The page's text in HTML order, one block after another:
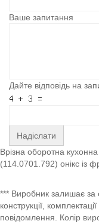
Ваше запитання
Дайте відповідь на
Надіслати
Врізна оборотна
(114.0701.792) онікс із
*** Виробник залишає
конструкції,
повідомлення. Колір